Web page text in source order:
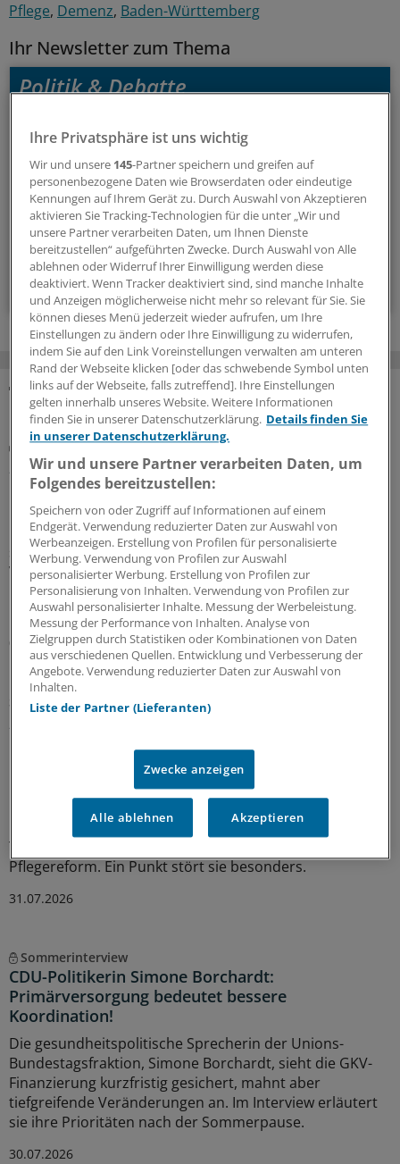
Pflege Demenz Baden-Württemberg
Ihr Newsletter zum Thema
Politik & Debatte
Geschehen in der Gesundheitspolitik. Mit Analysen,
Hintergründen und einem Blick auf Themen, die die Agenda
bestimmen.
14-tägig, donnerstags
Zum Abonnieren bitte anmelden
MEHR ZUM THEMA
Positionspapier
„Überbordende Bürokratie“: Wirtschaftsrat der
CDU sorgt sich um Zukunft der
Pflegeinfrastruktur
Bau, Erhalt und Modernisierung von Pflegeimmobilien
seien Voraussetzungen für den Erhalt der pflegerischen
Versorgung, stellt der CDU-Wirtschaftsrat fest.
Bürokratische Eingriffe aber bremsten die Träger aus.
Nötig sei ein Umdenken an vielen Stellen.
02.08.2026
Soziale Pflegeversicherung
„Diesem Weg werden wir nicht zustimmen“:
Klare Botschaft an den neuen
Bundesgesundheitsminister Carsten Linnemann: Die
Ministerpräsidenten von Sachsen, Sachsen-Anhalt und
Thüringen fordern Korrekturen an der geplanten
Pflegereform. Ein Punkt stört sie besonders.
31.07.2026
Sommerinterview
CDU-Politikerin Simone Borchardt:
Primärversorgung bedeutet bessere
Koordination!
Die gesundheitspolitische Sprecherin der Unions-
Bundestagsfraktion, Simone Borchardt, sieht die GKV-
Finanzierung kurzfristig gesichert, mahnt aber
tiefgreifende Veränderungen an. Im Interview erläutert
sie ihre Prioritäten nach der Sommerpause.
30.07.2026
Ihre Privatsphäre ist uns wichtig
Wir und unsere 145-Partner speichern und greifen auf
personenbezogene Daten wie Browserdaten oder eindeutige
Kennungen auf Ihrem Gerät zu. Durch Auswahl von Akzeptieren
aktivieren Sie Tracking-Technologien für die unter „Wir und
unsere Partner verarbeiten Daten, um Ihnen Dienste
bereitzustellen“ aufgeführten Zwecke. Durch Auswahl von Alle
ablehnen oder Widerruf Ihrer Einwilligung werden diese
deaktiviert. Wenn Tracker deaktiviert sind, sind manche Inhalte
und Anzeigen möglicherweise nicht mehr so relevant für Sie. Sie
können dieses Menü jederzeit wieder aufrufen, um Ihre
Einstellungen zu ändern oder Ihre Einwilligung zu widerrufen,
indem Sie auf den Link Voreinstellungen verwalten am unteren
Rand der Webseite klicken [oder das schwebende Symbol unten
links auf der Webseite, falls zutreffend]. Ihre Einstellungen
gelten innerhalb unseres Website. Weitere Informationen
finden Sie in unserer Datenschutzerklärung. Details finden Sie
in unserer Datenschutzerklärung.
Wir und unsere Partner verarbeiten Daten, um
Folgendes bereitzustellen:
Speichern von oder Zugriff auf Informationen auf einem
Endgerät. Verwendung reduzierter Daten zur Auswahl von
Werbeanzeigen. Erstellung von Profilen für personalisierte
Werbung. Verwendung von Profilen zur Auswahl
personalisierter Werbung. Erstellung von Profilen zur
Personalisierung von Inhalten. Verwendung von Profilen zur
Auswahl personalisierter Inhalte. Messung der Werbeleistung.
Messung der Performance von Inhalten. Analyse von
Zielgruppen durch Statistiken oder Kombinationen von Daten
aus verschiedenen Quellen. Entwicklung und Verbesserung der
Angebote. Verwendung reduzierter Daten zur Auswahl von
Inhalten.
Liste der Partner (Lieferanten)
Zwecke anzeigen
Alle ablehnen Akzeptieren